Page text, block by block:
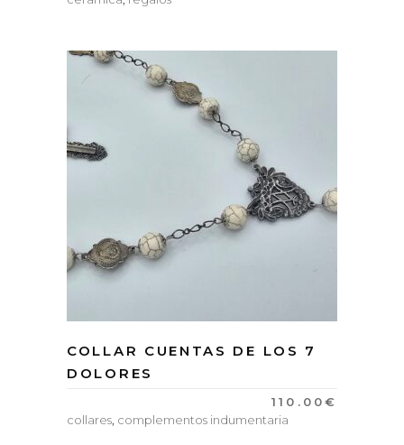
COLLAR CUENTAS DE LOS 7
DOLORES
110.00€
collares, complementos indumentaria